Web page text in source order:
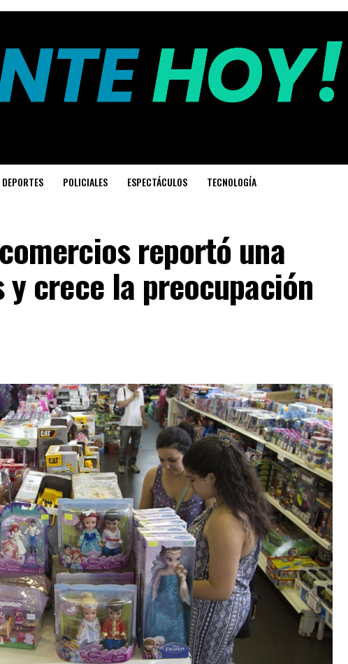
DEPORTES POLICIALES ESPECTÁCULOS TECNOLOGÍA
reportó una
y crece la preocupación